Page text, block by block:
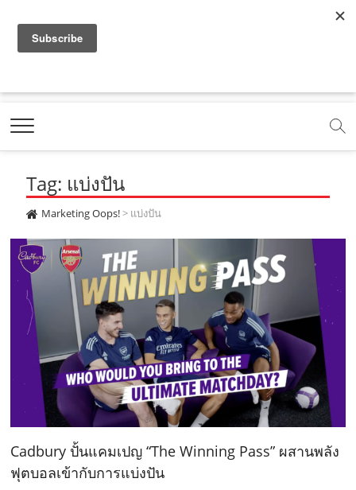
a
e
b
o
o
k
.
c
o
m
o
t
b
e
.
c
o
.
o
e
m
e
t
g
r
a
m
.
c
m
t
k
c
o
m
Marketing Oops!
DIGITAL | CREATIVE | ADVERTISING | CAMPAIGN |
Tag: แบ่งปัน
Marketing Oops!> แบ่งปัน
Cadbury ปั้นแคมเปญ “The Winning Pass” ผสานพลัง
ฟุตบอลเข้ากับการแบ่งปัน